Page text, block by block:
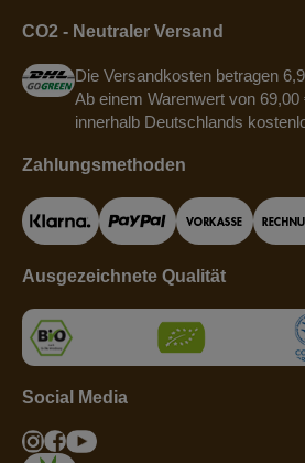
CO2 - Neutraler Versand
Die Versandkosten betragen
Ab einem Warenwert von
innerhalb Deutschlands
Zahlungsmethoden
Ausgezeichnete Qualität
Social Media